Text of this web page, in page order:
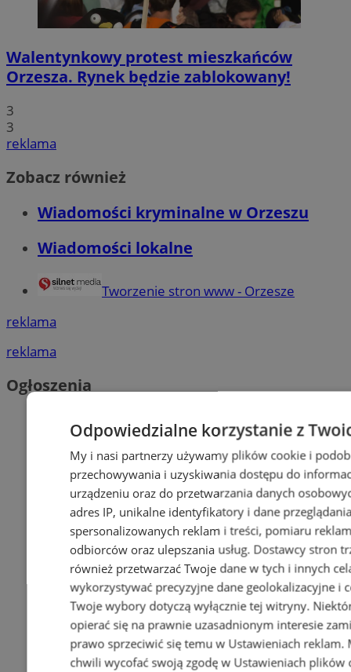
Walentynkowy protest mieszkańców
Orzesza. Rynek będzie zablokowany!
3
3
reklama
Zobacz również
Wiadomości kryminalne w Orzeszu
Wiadomości lokalne
Tworzenie stron www - Orzesze
reklama
reklama
Ogłoszenia
Odpowiedzialne korzystanie z
My i nasi partnerzy używamy plików cookie i
przechowywania i uzyskiwania dostępu do
urządzeniu oraz do przetwarzania danych
adres IP, unikalne identyfikatory i dane
spersonalizowanych reklam i treści, pomiaru
odbiorców oraz ulepszania usług. Dostawcy stron
również przetwarzać Twoje dane w tych i innych
wykorzystywać precyzyjne dane geolokalizacyjne i
Twoje wybory dotyczą wyłącznie tej witryny.
opierać się na prawnie uzasadnionym interesie
prawo sprzeciwić się temu w Ustawieniach reklam.
chwili wycofać swoją zgodę w Ustawieniach plików